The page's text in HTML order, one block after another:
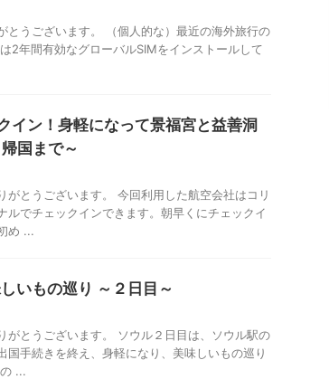
とうございます。 （個人的な）最近の海外旅行の
2年間有効なグローバルSIMをインストールして
イン！身軽になって景福宮と益善洞
国まで～
がとうございます。 今回利用した航空会社はコリ
ルでチェックインできます。朝早くにチェックイ
め ...
いもの巡り ～２日目～
がとうございます。 ソウル２日目は、ソウル駅の
手続きを終え、身軽になり、美味しいもの巡り
...